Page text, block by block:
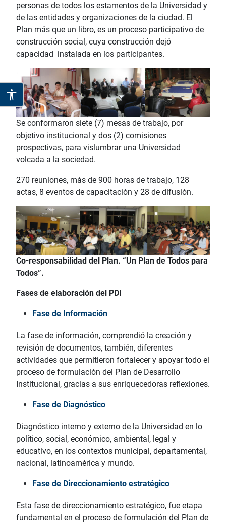
personas de todos los estamentos de la Universidad y
de las entidades y organizaciones de la ciudad. El
Plan más que un libro, es un proceso participativo de
construcción social, cuya construcción dejó
capacidad instalada en los participantes.
Se conformaron siete (7) mesas de trabajo, por
objetivo institucional y dos (2) comisiones
prospectivas, para vislumbrar una Universidad
volcada a la sociedad.
270 reuniones, más de 900 horas de trabajo, 128
actas, 8 eventos de capacitación y 28 de difusión.
Co-responsabilidad del Plan. “Un Plan de Todos para
Todos”.
Fases de elaboración del PDI
Fase de Información
La fase de información, comprendió la creación y
revisión de documentos, también, diferentes
actividades que permitieron fortalecer y apoyar todo el
proceso de formulación del Plan de Desarrollo
Institucional, gracias a sus enriquecedoras reflexiones.
Fase de Diagnóstico
Diagnóstico interno y externo de la Universidad en lo
político, social, económico, ambiental, legal y
educativo, en los contextos municipal, departamental,
nacional, latinoamérica y mundo.
Fase de Direccionamiento estratégico
Esta fase de direccionamiento estratégico, fue etapa
fundamental en el proceso de formulación del Plan de